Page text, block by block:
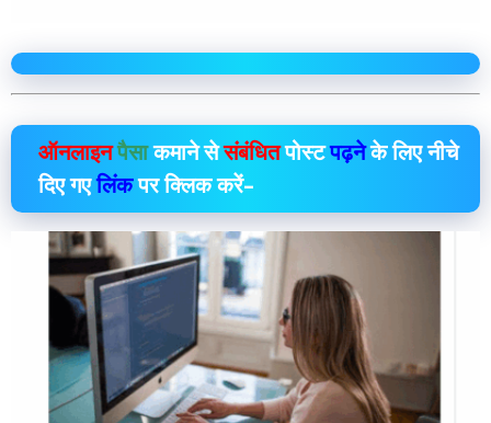
ऑनलाइनपैसाकमाने सेसंबंधितपोस्टपढ़नेके लिए नीचे
दिए गएलिंकपर क्लिक करें–